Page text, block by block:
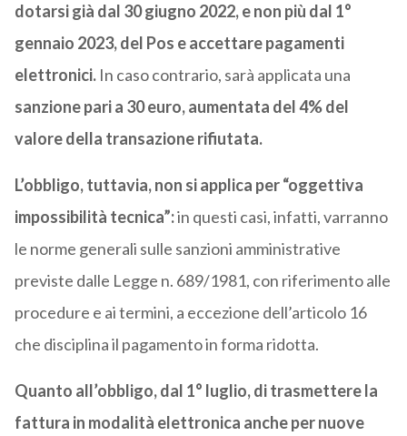
dotarsi già dal 30 giugno 2022, e non più dal 1°
gennaio 2023, del Pos e accettare pagamenti
elettronici.In caso contrario, sarà applicata una
sanzione pari a 30 euro, aumentata del 4% del
valore della transazione rifiutata.
L’obbligo, tuttavia, non si applica per “oggettiva
impossibilità tecnica”:in questi casi, infatti, varranno
le norme generali sulle sanzioni amministrative
previste dalle Legge n. 689/1981, con riferimento alle
procedure e ai termini, a eccezione dell’articolo 16
che disciplina il pagamento in forma ridotta.
Quanto all’obbligo, dal 1° luglio, di trasmettere la
fattura in modalità elettronica anche per nuove